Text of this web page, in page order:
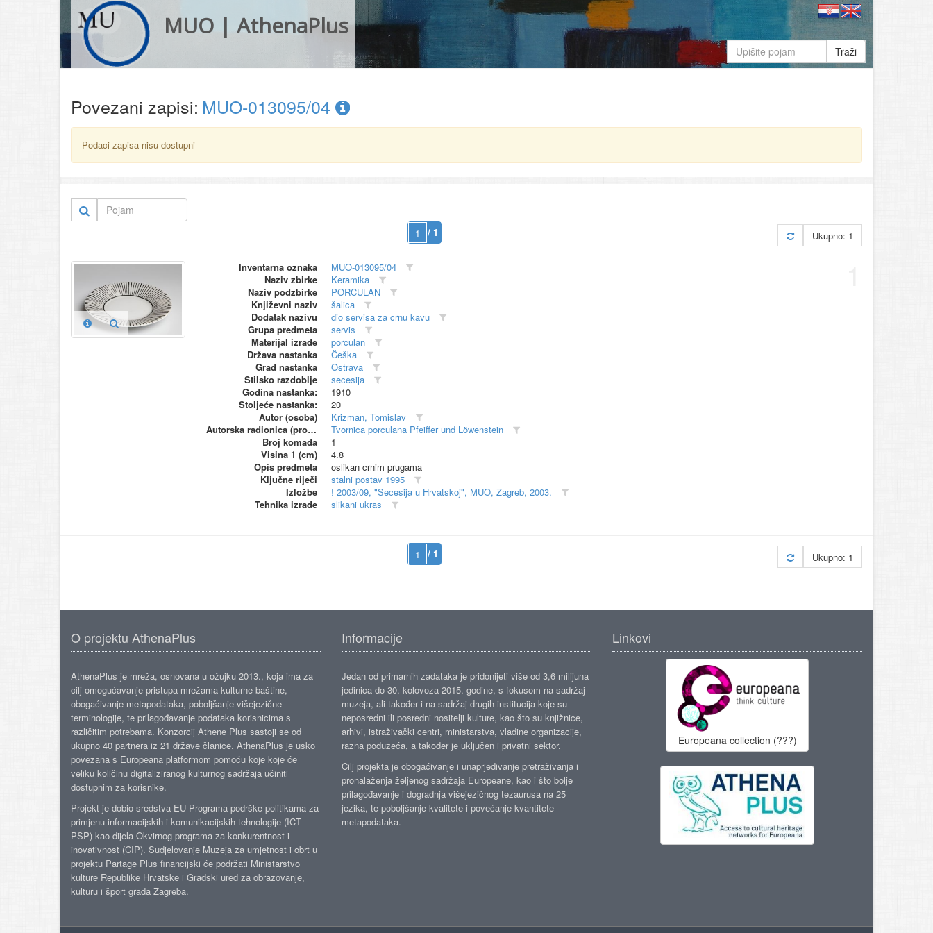
MUO | AthenaPlus
Traži
Povezani zapisi: MUO-013095/04
Podaci zapisa nisu dostupni
/ 1 Ukupno: 1
Inventarna oznaka
MUO-013095/04
Naziv zbirke
Keramika
Naziv podzbirke
PORCULAN
Književni naziv
šalica
Dodatak nazivu
dio servisa za crnu kavu
Grupa predmeta
servis
Materijal izrade
porculan
Država nastanka
Češka
Grad nastanka
Ostrava
Stilsko razdoblje
secesija
Godina nastanka:
1910
Stoljeće nastanka:
20
Autor (osoba)
Krizman, Tomislav
Autorska radionica (proizvođač)
Tvornica porculana Pfeiffer und Löwenstein
Broj komada
1
Visina 1 (cm)
4.8
Opis predmeta
oslikan crnim prugama
Ključne riječi
stalni postav 1995
Izložbe
! 2003/09, "Secesija u Hrvatskoj", MUO, Zagreb, 2003.
Tehnika izrade
slikani ukras
/ 1 Ukupno: 1
O projektu AthenaPlus
AthenaPlus je mreža, osnovana u ožujku 2013., koja ima za
cilj omogućavanje pristupa mrežama kulturne baštine,
obogaćivanje metapodataka, poboljšanje višejezične
terminologije, te prilagođavanje podataka korisnicima s
različitim potrebama. Konzorcij Athene Plus sastoji se od
ukupno 40 partnera iz 21 države članice. AthenaPlus je usko
povezana s Europeana platformom pomoću koje koje će
veliku količinu digitaliziranog kulturnog sadržaja učiniti
dostupnim za korisnike.
Projekt je dobio sredstva EU Programa podrške politikama za
primjenu informacijskih i komunikacijskih tehnologije (ICT
PSP) kao dijela Okvirnog programa za konkurentnost i
inovativnost (CIP). Sudjelovanje Muzeja za umjetnost i obrt u
projektu Partage Plus financijski će podržati Ministarstvo
kulture Republike Hrvatske i Gradski ured za obrazovanje,
kulturu i šport grada Zagreba.
Informacije
Jedan od primarnih zadataka je pridonijeti više od 3,6 milijuna
jedinica do 30. kolovoza 2015. godine, s fokusom na sadržaj
muzeja, ali također i na sadržaj drugih institucija koje su
neposredni ili posredni nositelji kulture, kao što su knjižnice,
arhivi, istraživački centri, ministarstva, vladine organizacije,
razna poduzeća, a također je uključen i privatni sektor.
Cilj projekta je obogaćivanje i unaprjeđivanje pretraživanja i
pronalaženja željenog sadržaja Europeane, kao i što bolje
prilagođavanje i dogradnja višejezičnog tezaurusa na 25
jezika, te poboljšanje kvalitete i povećanje kvantitete
metapodataka.
Linkovi
Europeana collection (???)